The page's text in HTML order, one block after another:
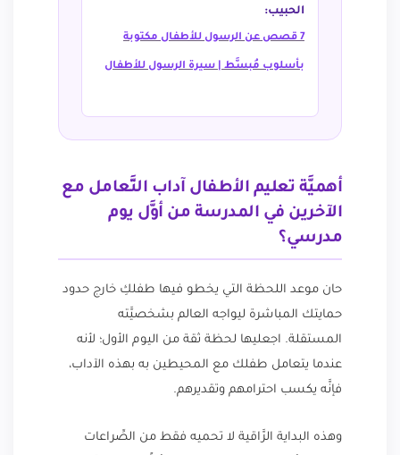
الحبيب:
7 قصص عن الرسول للأطفال مكتوبة
بأسلوب مُبسَّط | سيرة الرسول للأطفال
أهميَّة تعليم الأطفال آداب التَّعامل مع
الآخرين في المدرسة من أوَّل يوم
مدرسي؟
حان موعد اللحظة التي يخطو فيها طفلكِ خارج حدود
حمايتك المباشرة ليواجه العالم بشخصيَّته
المستقلة. اجعليها لحظة ثقة من اليوم الأول؛ لأنه
عندما يتعامل طفلك مع المحيطين به بهذه الآداب،
فإنَّه يكسب احترامهم وتقديرهم.
وهذه البداية الرَّاقية لا تحميه فقط من الصِّراعات